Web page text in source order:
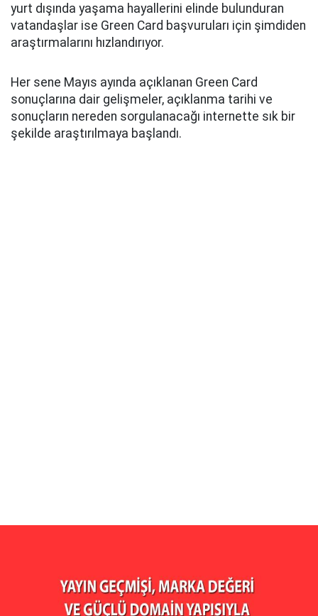
yurt dışında yaşama hayallerini elinde bulunduran
vatandaşlar ise Green Card başvuruları için şimdiden
araştırmalarını hızlandırıyor.
Her sene Mayıs ayında açıklanan Green Card
sonuçlarına dair gelişmeler, açıklanma tarihi ve
sonuçların nereden sorgulanacağı internette sık bir
şekilde araştırılmaya başlandı.